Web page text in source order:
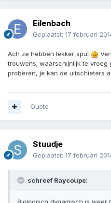
Eilenbach
Geplaatst: 17 februari
Ach ze hebben lekker spul
trouwens; waarschijnlijk te vroeg
proberen, je kan de uitschieters
Quote
Stuudje
Geplaatst: 17 februari
schreef Raycoupe: